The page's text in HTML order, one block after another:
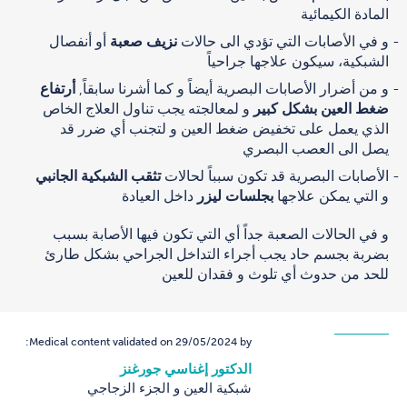
المادة الكيمائية
و في الأصابات التي تؤدي الى حالات نزيف صعبة أو أنفصال
الشبكية، سيكون علاجها جراحياً
و من أضرار الأصابات البصرية أيضاً و كما أشرنا سابقاً,
أرتفاع
ضغط العين بشكل كبير و لمعالجته يجب تناول العلاج الخاص
الذي يعمل على تخفيض ضغط العين و لتجنب أي ضرر قد
يصل الى العصب البصري
الأصابات البصرية قد تكون سبباً لحالات تثقب الشبكية الجانبي
و التي يمكن علاجها بجلسات ليزر داخل العيادة
و في الحالات الصعبة جداً أي التي تكون فيها الأصابة بسبب
بضربة بجسم حاد يجب أجراء التداخل الجراحي بشكل طارئ
للحد من حدوث أي تلوث و فقدان للعين
Medical content validated on 29/05/2024 by:
الدكتور إغناسي جورغنز
شبكية العين و الجزء الزجاجي